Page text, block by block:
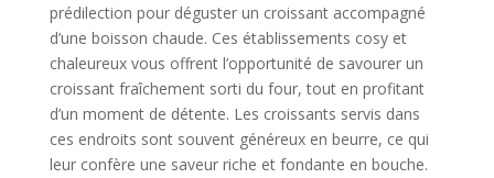
prédilection pour déguster un croissant accompagné
d’une boisson chaude. Ces établissements cosy et
chaleureux vous offrent l’opportunité de savourer un
croissant fraîchement sorti du four, tout en profitant
d’un moment de détente. Les croissants servis dans
ces endroits sont souvent généreux en beurre, ce qui
leur confère une saveur riche et fondante en bouche.